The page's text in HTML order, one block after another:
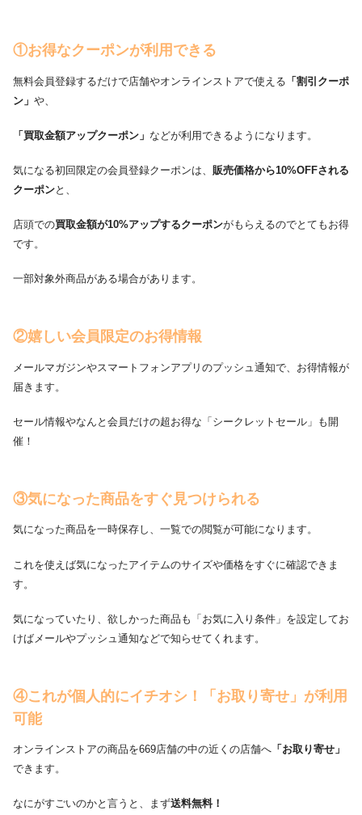
①お得なクーポンが利用できる
無料会員登録するだけで店舗やオンラインストアで使える 「割引クーポ
ン」 や、
「買取金額アップクーポン」 などが利用できるようになります。
気になる初回限定の会員登録クーポンは、 販売価格から10%OFFされる
クーポンと、
店頭での買取金額が10%アップするクーポンがもらえるのでとてもお得
です。
一部対象外商品がある場合があります。
②嬉しい会員限定のお得情報
メールマガジンやスマートフォンアプリのプッシュ通知で、お得情報が
届きます。
セール情報やなんと会員だけの超お得な「シークレットセール」も開
催！
③気になった商品をすぐ見つけられる
気になった商品を一時保存し、一覧での閲覧が可能になります。
これを使えば気になったアイテムのサイズや価格をすぐに確認できま
す。
気になっていたり、欲しかった商品も「お気に入り条件」を設定してお
けばメールやプッシュ通知などで知らせてくれます。
④これが個人的にイチオシ！「お取り寄せ」が利用
可能
オンラインストアの商品を669店舗の中の近くの店舗へ 「お取り寄せ」
できます。
なにがすごいのかと言うと、まず送料無料！